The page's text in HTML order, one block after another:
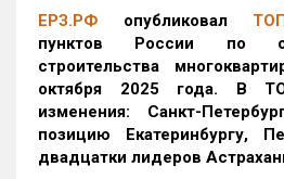
ЕРЗ.РФ опубликовал
пунктов России по
строительства
октября 2025 года. В
изменения: Санкт-
позицию Екатеринбургу,
двадцатки лидеров